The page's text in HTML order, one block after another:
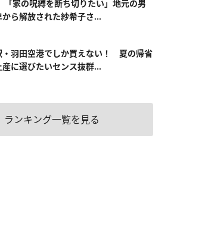
「家の呪縛を断ち切りたい」地元の男
から解放された紗希子さ...
・羽田空港でしか買えない！ 夏の帰省
産に選びたいセンス抜群...
ランキング一覧を見る